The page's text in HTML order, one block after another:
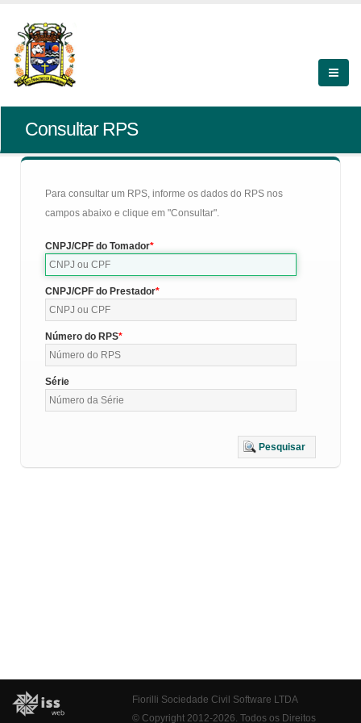
Consultar RPS
Para consultar um RPS, informe os dados do RPS nos
campos abaixo e clique em "Consultar".
CNPJ/CPF do Tomador
CNPJ/CPF do Prestador
Número do RPS
Série
Pesquisar
Fiorilli Sociedade Civil Software LTDA
© Copyright 2012-2026. Todos os Direitos